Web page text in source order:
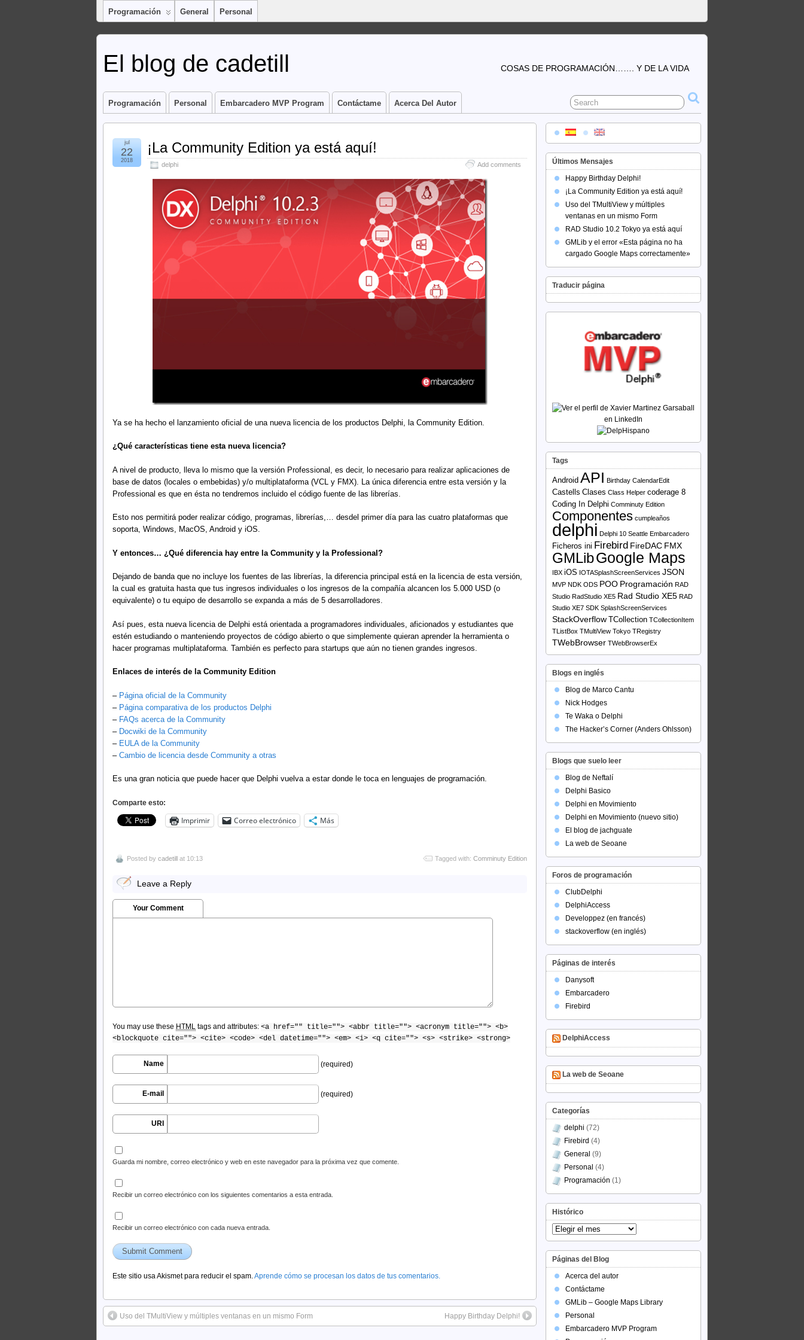
Programación General Personal
El blog de cadetill COSAS DE PROGRAMACIÓN……. Y DE LA VIDA
Programación Personal Embarcadero MVP Program Contáctame Acerca Del Autor
¡La Community Edition ya está aquí!
delphi Add comments
jul
22
2018
Ya se ha hecho el lanzamiento oficial de una nueva licencia de los productos Delphi, la Community Edition.
¿Qué características tiene esta nueva licencia?
A nivel de producto, lleva lo mismo que la versión Professional, es decir, lo necesario para realizar aplicaciones de
base de datos (locales o embebidas) y/o multiplataforma (VCL y FMX). La única diferencia entre esta versión y la
Professional es que en ésta no tendremos incluido el código fuente de las librerías.
Esto nos permitirá poder realizar código, programas, librerías,… desdel primer día para las cuatro plataformas que
soporta, Windows, MacOS, Android y iOS.
Y entonces… ¿Qué diferencia hay entre la Community y la Professional?
Dejando de banda que no incluye los fuentes de las librerías, la diferencia principal está en la licencia de esta versión,
la cual es gratuita hasta que tus ingresos individuales o los ingresos de la compañía alcancen los 5.000 USD (o
equivalente) o tu equipo de desarrollo se expanda a más de 5 desarrolladores.
Así pues, esta nueva licencia de Delphi está orientada a programadores individuales, aficionados y estudiantes que
estén estudiando o manteniendo proyectos de código abierto o que simplemente quieran aprender la herramienta o
hacer programas multiplataforma. También es perfecto para startups que aún no tienen grandes ingresos.
Enlaces de interés de la Community Edition
– Página oficial de la Community
– Página comparativa de los productos Delphi
– FAQs acerca de la Community
– Docwiki de la Community
– EULA de la Community
– Cambio de licencia desde Community a otras
Es una gran noticia que puede hacer que Delphi vuelva a estar donde le toca en lenguajes de programación.
Comparte esto:
Imprimir Correo electrónico Más
Posted by cadetill at 10:13 Tagged with: Comminuty Edition
Leave a Reply
Your Comment
You may use these HTML tags and attributes: <a href="" title=""> <abbr title=""> <acronym title=""> <b>
<blockquote cite=""> <cite> <code> <del datetime=""> <em> <i> <q cite=""> <s> <strike> <strong>
Name (required)
E-mail (required)
URI
Guarda mi nombre, correo electrónico y web en este navegador para la próxima vez que comente.
Recibir un correo electrónico con los siguientes comentarios a esta entrada.
Recibir un correo electrónico con cada nueva entrada.
Este sitio usa Akismet para reducir el spam. Aprende cómo se procesan los datos de tus comentarios.
Uso del TMultiView y múltiples ventanas en un mismo Form Happy Birthday Delphi!
Últimos Mensajes
Happy Birthday Delphi!
¡La Community Edition ya está aquí!
Uso del TMultiView y múltiples
ventanas en un mismo Form
RAD Studio 10.2 Tokyo ya está aquí
GMLib y el error «Esta página no ha
cargado Google Maps correctamente»
Traducir página
Tags
Android API Birthday CalendarEdit
Castells Clases Class Helper coderage 8
Coding In Delphi Comminuty Edition
Componentes cumpleaños
delphi Delphi 10 Seattle Embarcadero
Ficheros ini Firebird FireDAC FMX
GMLibGoogle Maps
IBX iOS IOTASplashScreenServices JSON
MVP NDK ODS POO Programación RAD
Studio RadStudio XE5 Rad Studio XE5 RAD
Studio XE7 SDK SplashScreenServices
StackOverflow TCollection TCollectionItem
TListBox TMultiView Tokyo TRegistry
TWebBrowser TWebBrowserEx
Blogs en inglés
Blog de Marco Cantu
Nick Hodges
Te Waka o Delphi
The Hacker’s Corner (Anders Ohlsson)
Blogs que suelo leer
Blog de Neftalí
Delphi Basico
Delphi en Movimiento
Delphi en Movimiento (nuevo sitio)
El blog de jachguate
La web de Seoane
Foros de programación
ClubDelphi
DelphiAccess
Developpez (en francés)
stackoverflow (en inglés)
Páginas de interés
Danysoft
Embarcadero
Firebird
DelphiAccess
La web de Seoane
Categorías
delphi (72)
Firebird (4)
General (9)
Personal (4)
Programación (1)
Histórico
Histórico
Páginas del Blog
Acerca del autor
Contáctame
GMLib – Google Maps Library
Personal
Embarcadero MVP Program